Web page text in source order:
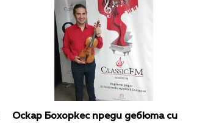
Оскар Бохоркес преди дебюта си